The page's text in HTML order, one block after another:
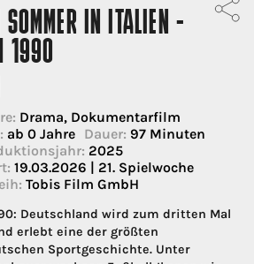
SOMMER IN ITALIEN -
1990
Drama, Dokumentarfilm
ab 0 Jahre Dauer: 97 Minuten
2025
19.03.2026 | 21. Spielwoche
Tobis Film GmbH
Deutschland wird zum dritten Mal
erlebt eine der größten
Sportgeschichte. Unter